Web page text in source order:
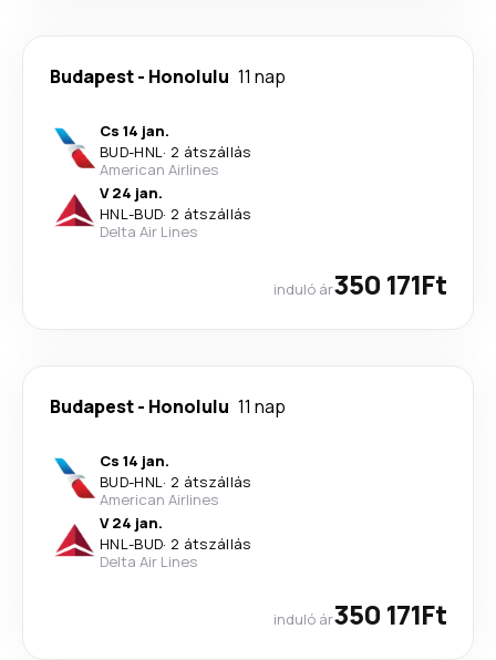
Budapest- Honolulu 11 nap
Cs 14 jan.
BUD-HNL· 2 átszállás
American Airlines
V 24 jan.
HNL-BUD· 2 átszállás
Delta Air Lines
induló ár350 171Ft
Budapest- Honolulu 11 nap
Cs 14 jan.
BUD-HNL· 2 átszállás
American Airlines
V 24 jan.
HNL-BUD· 2 átszállás
Delta Air Lines
induló ár350 171Ft